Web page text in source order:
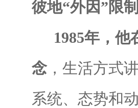
彼地“外因”限
1985年，他
念，生活方式
系统、态势和